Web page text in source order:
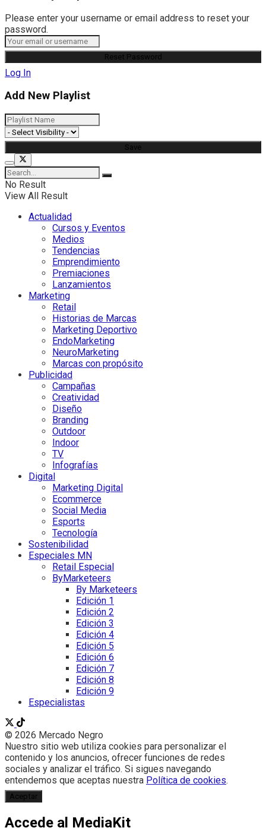
Please enter your username or email address to reset your
password.
Log In
Add New Playlist
No Result
View All Result
Actualidad
Cursos y Eventos
Medios
Tendencias
Emprendimiento
Premiaciones
Lanzamientos
Marketing
Retail
Historias de Marcas
Marketing Deportivo
EndoMarketing
NeuroMarketing
Marcas con propósito
Publicidad
Campañas
Creatividad
Diseño
Branding
Outdoor
Indoor
TV
Infografías
Digital
Marketing Digital
Ecommerce
Social Media
Esports
Tecnología
Sostenibilidad
Especiales MN
Retail Especial
ByMarketeers
By Marketeers
Edición 1
Edición 2
Edición 3
Edición 4
Edición 5
Edición 6
Edición 7
Edición 8
Edición 9
Especialistas
© 2026 Mercado Negro
Nuestro sitio web utiliza cookies para personalizar el
contenido y los anuncios, ofrecer funciones de redes
sociales y analizar el tráfico. Si sigues navegando
entendemos que aceptas nuestra Política de cookies.
Aceptar
Accede al MediaKit